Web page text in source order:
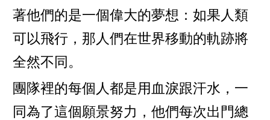
著他們的是一個偉大的夢想：如果人類
可以飛行，那人們在世界移動的軌跡將
全然不同。
團隊裡的每個人都是用血淚跟汗水，一
同為了這個願景努力，他們每次出門總